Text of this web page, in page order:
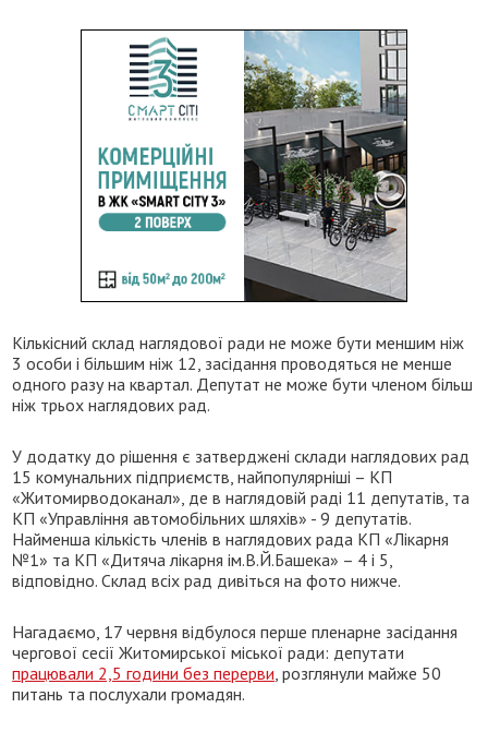
Кількісний склад наглядової ради не може бути меншим ніж
3 особи і більшим ніж 12, засідання проводяться не менше
одного разу на квартал. Депутат не може бути членом більш
ніж трьох наглядових рад.
У додатку до рішення є затверджені склади наглядових рад
15 комунальних підприємств, найпопулярніші – КП
«Житомирводоканал», де в наглядовій раді 11 депутатів, та
КП «Управління автомобільних шляхів» - 9 депутатів.
Найменша кількість членів в наглядових рада КП «Лікарня
№1» та КП «Дитяча лікарня ім.В.Й.Башека» – 4 і 5,
відповідно. Склад всіх рад дивіться на фото нижче.
Нагадаємо, 17 червня відбулося перше пленарне засідання
чергової сесії Житомирської міської ради: депутати
працювали 2,5 години без перерви , розглянули майже 50
питань та послухали громадян.